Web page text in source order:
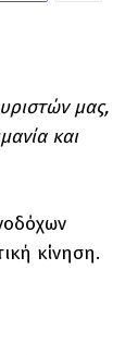
μας,
και
κίνηση.